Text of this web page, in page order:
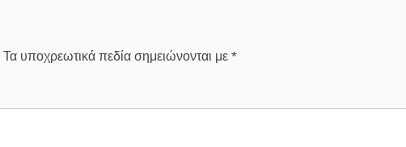
Τα υποχρεωτικά πεδία σημειώνονται με *